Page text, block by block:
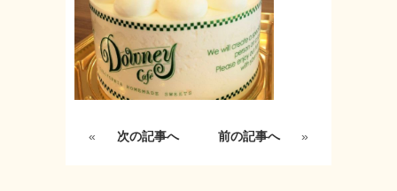
« 次の記事へ 前の記事へ »